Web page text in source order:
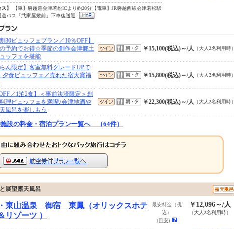
】
【車】磐越道会津若松ICより約20分【電車】JR磐越西線会津若松駅
遊バス「武家屋敷前」下車後送迎
割30ビュッフェプラン／10％OFF】
予約でお得☆季節の創作会津郷土
ッフェを堪能
￥15,100(税込)～/人 （大人2名利用時）
らん限定】客室無料グレードUPで
夕食ビュッフェ／売れた宿大賞福
￥15,800(税込)～/人 （大人2名利用時）
／1泊2食】＜事前決済限定＞創
理ビュッフェを満喫♪会津地酒や
風呂を楽しもう
￥22,300(税込)～/人 （大人2名利用時）
設の料金・宿泊プラン一覧へ （64件）
展望露天風呂
東山温泉 御宿 東鳳（オリックスホテ
リゾーツ ）
最安料金（税
込）
(目安)
￥12,096～/人
（大人2名利用時）